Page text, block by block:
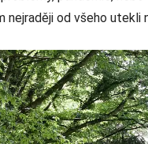
od všeho utekli